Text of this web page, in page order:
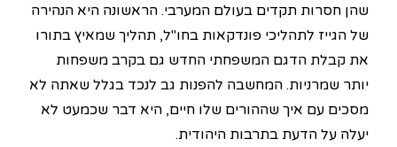
שהן חסרות תקדים בעולם המערבי. הראשונה היא הנהירה
של הגייז לתהליכי פונדקאות בחו"ל, תהליך שמאיץ בתורו
את קבלת הדגם המשפחתי החדש גם בקרב משפחות
יותר שמרניות. המחשבה להפנות גב לנכד בגלל שאתה לא
מסכים עם איך שההורים שלו חיים, היא דבר שכמעט לא
יעלה על הדעת בתרבות היהודית.